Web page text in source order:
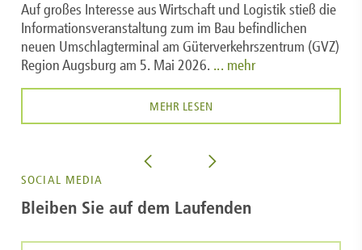
Auf großes Interesse aus Wirtschaft und Logistik stieß die
Informationsveranstaltung zum im Bau befindlichen
neuen Umschlagterminal am Güterverkehrszentrum (GVZ)
Region Augsburg am 5. Mai 2026. ... mehr
MEHR LESEN
SOCIAL MEDIA
Bleiben Sie auf dem Laufenden